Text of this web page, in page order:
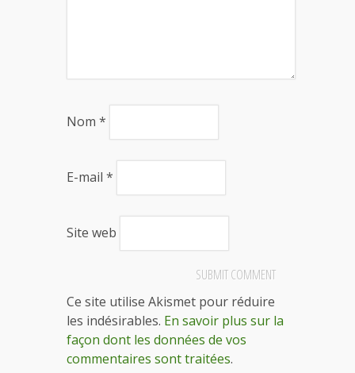
Nom *
E-mail *
Site web
Ce site utilise Akismet pour réduire
les indésirables. En savoir plus sur la
façon dont les données de vos
commentaires sont traitées.